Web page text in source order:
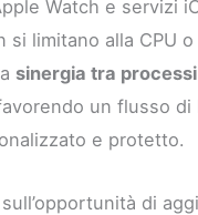
Watch e servizi
si limitano alla CPU o
sinergia tra
un flusso di
e protetto.
di